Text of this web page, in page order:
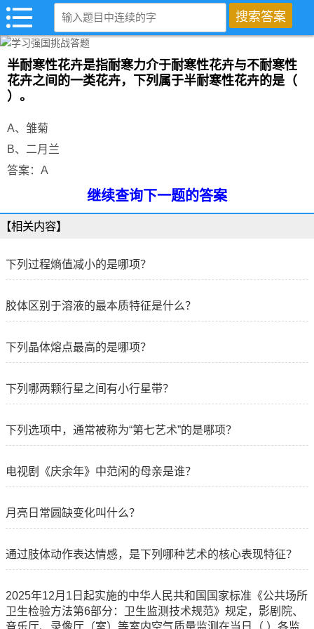
半耐寒性花卉是指耐寒力介于耐寒性花卉与不耐寒性
花卉之间的一类花卉，下列属于半耐寒性花卉的是（
）。
A、雏菊
B、二月兰
答案：A
继续查询下一题的答案
【相关内容】
下列过程熵值减小的是哪项？
胶体区别于溶液的最本质特征是什么？
下列晶体熔点最高的是哪项？
下列哪两颗行星之间有小行星带？
下列选项中，通常被称为“第七艺术”的是哪项？
电视剧《庆余年》中范闲的母亲是谁？
月亮日常圆缺变化叫什么？
通过肢体动作表达情感，是下列哪种艺术的核心表现特征？
2025年12月1日起实施的中华人民共和国国家标准《公共场所
卫生检验方法第6部分：卫生监测技术规范》规定，影剧院、
音乐厅、录像厅（室）等室内空气质量监测在当日（ ）各监